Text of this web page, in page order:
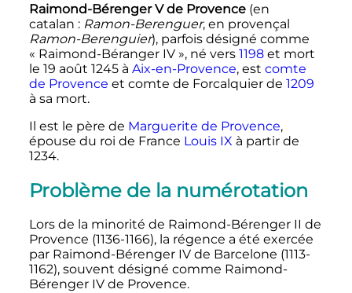
Raimond-Bérenger Vde Provence(en
catalan : Ramon-Berenguer, en provençal
Ramon-Berenguier), parfois désigné comme
« Raimond-Béranger IV », né vers 1198et mort
le 19 août 1245à Aix-en-Provence, est comte
de Provence et comte de Forcalquier de 1209
à sa mort.
Il est le père de Marguerite de Provence,
épouse du roi de France Louis IX à partir de
1234.
Problème de la numérotation
Lors de la minorité de Raimond-Bérenger II de
Provence (1136-1166), la régence a été exercée
par Raimond-Bérenger IVde Barcelone (1113-
1162), souvent désigné comme Raimond-
Bérenger IV de Provence.